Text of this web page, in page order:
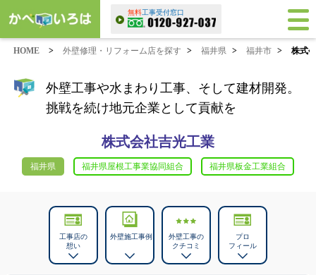
無料工事受付窓口
HOME > 外壁修理・リフォーム店を探す > 福井県 > 福井市 > 株式
外壁工事や水まわり工事、そして建材開発。
挑戦を続け地元企業として貢献を
株式会社吉光工業
福井県 福井県屋根工事業協同組合 福井県板金工業組合
工事店の
想い
外壁施工事例
外壁工事の
クチコミ
プロ
フィール